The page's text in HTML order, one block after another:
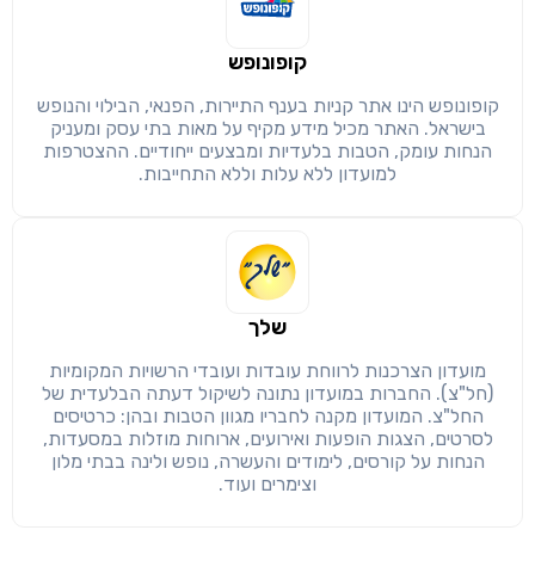
שימו לב!
קופונופש
קופונופש הינו אתר קניות בענף התיירות, הפנאי, הבילוי והנופש
בישראל. האתר מכיל מידע מקיף על מאות בתי עסק ומעניק
הנחות עומק, הטבות בלעדיות ומבצעים ייחודיים. ההצטרפות
למועדון ללא עלות וללא התחייבות.
שלך
מועדון הצרכנות לרווחת עובדות ועובדי הרשויות המקומיות
(חל"צ). החברות במועדון נתונה לשיקול דעתה הבלעדית של
החל"צ. המועדון מקנה לחבריו מגוון הטבות ובהן: כרטיסים
לסרטים, הצגות הופעות ואירועים, ארוחות מוזלות במסעדות,
הנחות על קורסים, לימודים והעשרה, נופש ולינה בבתי מלון
וצימרים ועוד.